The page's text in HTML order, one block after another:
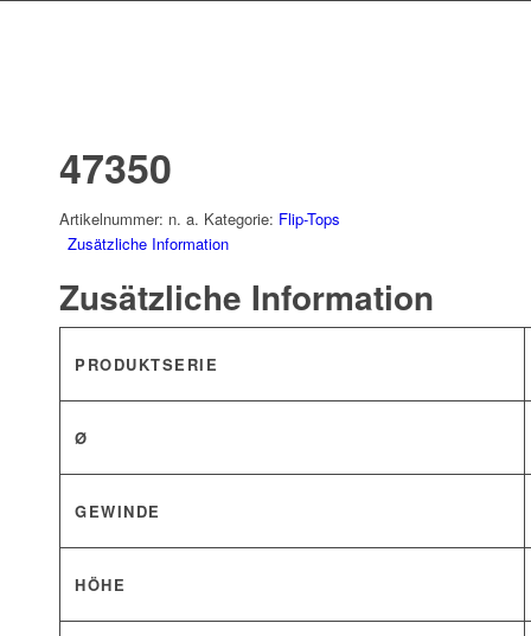
47350
Artikelnummer: n. a. Kategorie: Flip-Tops
Zusätzliche Information
Zusätzliche Information
PRODUKTSERIE
Ø
GEWINDE
HÖHE